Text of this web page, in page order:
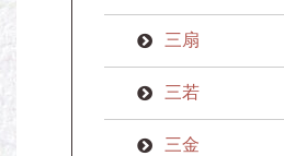
三扇
三若
三金